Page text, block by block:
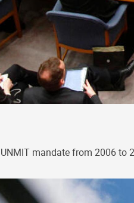
mandate from 2006 to